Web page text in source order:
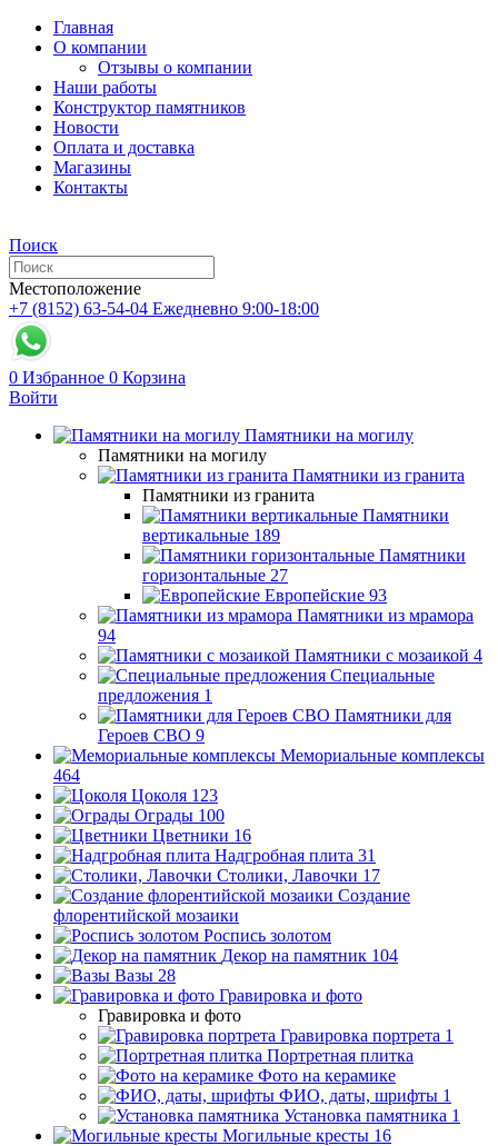
Главная
О компании
Отзывы о компании
Наши работы
Конструктор памятников
Новости
Оплата и доставка
Магазины
Контакты
Поиск
Местоположение
+7 (8152) 63-54-04 Ежедневно 9:00-18:00
0 Избранное 0 Корзина
Войти
Памятники на могилу
Памятники на могилу
Памятники из гранита
Памятники из гранита
Памятники
вертикальные 189
Памятники
горизонтальные 27
Европейские 93
Памятники из мрамора
94
Памятники с мозаикой 4
Специальные
предложения 1
Памятники для
Героев СВО 9
Мемориальные комплексы
464
Цоколя 123
Ограды 100
Цветники 16
Надгробная плита 31
Столики, Лавочки 17
Создание
флорентийской мозаики
Роспись золотом
Декор на памятник 104
Вазы 28
Гравировка и фото
Гравировка и фото
Гравировка портрета 1
Портретная плитка
Фото на керамике
ФИО, даты, шрифты 1
Установка памятника 1
Могильные кресты 16